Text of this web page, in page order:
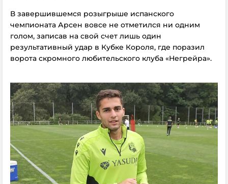
В завершившемся розыгрыше испанского
чемпионата Арсен вовсе не отметился ни одним
голом, записав на свой счет лишь один
результативный удар в Кубке Короля, где поразил
ворота скромного любительского клуба «Негрейра».